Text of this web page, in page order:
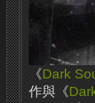
《Dark
作與《